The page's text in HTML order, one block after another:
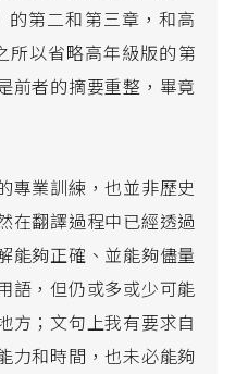
的第二和第三章，和高
所以省略高年級版的第
前者的摘要重整，畢竟
專業訓練，也並非歷史
在翻譯過程中已經透過
能夠正確、並能夠儘量
語，但仍或多或少可能
方；文句上我有要求自
力和時間，也未必能夠